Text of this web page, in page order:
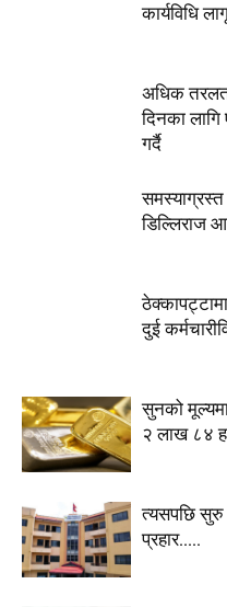
कार्यविधि
अधिक
दिनका
गर्दै
समस्याग्रस्त
डिल्लिराज
दुई
सुनको
२ लाख ८४
त्यसपछि सुरु
प्रहार…..